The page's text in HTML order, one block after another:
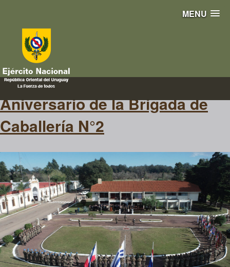
MENU
88 aniversario
Aniversario de la Brigada de
Caballería N°2